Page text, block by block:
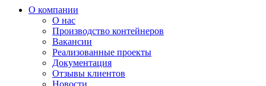
О компании
О нас
Производство контейнеров
Вакансии
Реализованные проекты
Документация
Отзывы клиентов
Новости